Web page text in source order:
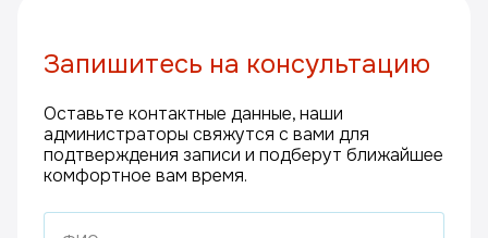
Запишитесь на консультацию
Оставьте контактные данные, наши
администраторы свяжутся с вами для
подтверждения записи и подберут ближайшее
комфортное вам время.